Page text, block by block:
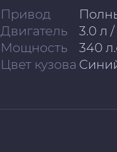
Привод
Двигатель
3.0 л
Мощность
340
Цвет кузова